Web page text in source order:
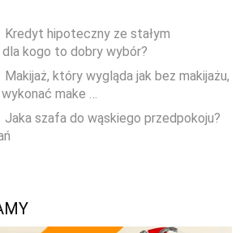
Kredyt hipoteczny ze stałym
kogo to dobry wybór?
Makijaż, który wygląda jak bez makijażu,
make …
Jaka szafa do wąskiego przedpokoju?